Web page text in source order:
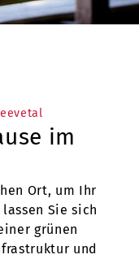
im
Ort, um Ihr
Sie sich
grünen
und